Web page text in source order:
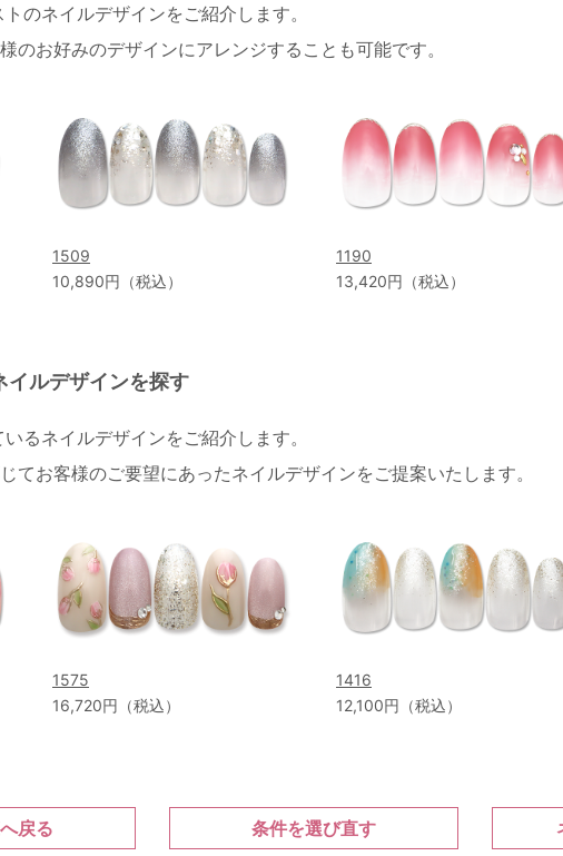
のネイルデザインをご紹介します。
のお好みのデザインにアレンジすることも可能です。
1509
10,890円（税込）
1190
13,420円（税込）
イルデザインを探す
るネイルデザインをご紹介します。
てお客様のご要望にあったネイルデザインをご提案いたします。
1575
16,720円（税込）
1416
12,100円（税込）
戻る 条件を選び直す